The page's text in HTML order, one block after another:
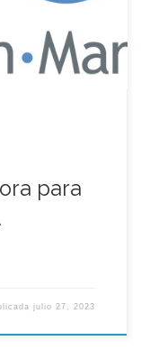
a ofrecer sus
para
julio 27, 2023